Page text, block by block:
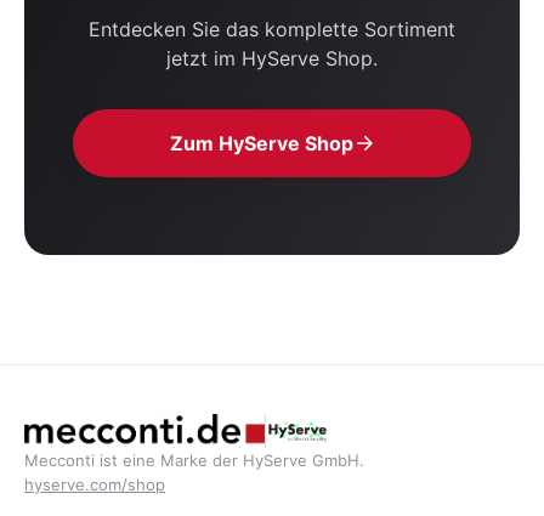
Entdecken Sie das komplette Sortiment
jetzt im HyServe Shop.
Zum HyServe Shop
Mecconti ist eine Marke der HyServe GmbH.
hyserve.com/shop